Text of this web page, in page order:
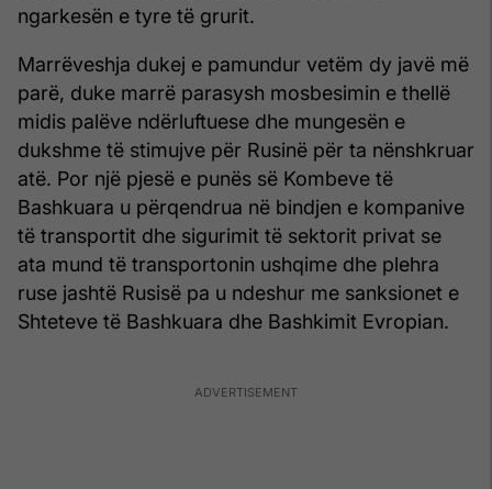
ngarkesën e tyre të grurit.
Marrëveshja dukej e pamundur vetëm dy javë më
parë, duke marrë parasysh mosbesimin e thellë
midis palëve ndërluftuese dhe mungesën e
dukshme të stimujve për Rusinë për ta nënshkruar
atë. Por një pjesë e punës së Kombeve të
Bashkuara u përqendrua në bindjen e kompanive
të transportit dhe sigurimit të sektorit privat se
ata mund të transportonin ushqime dhe plehra
ruse jashtë Rusisë pa u ndeshur me sanksionet e
Shteteve të Bashkuara dhe Bashkimit Evropian.